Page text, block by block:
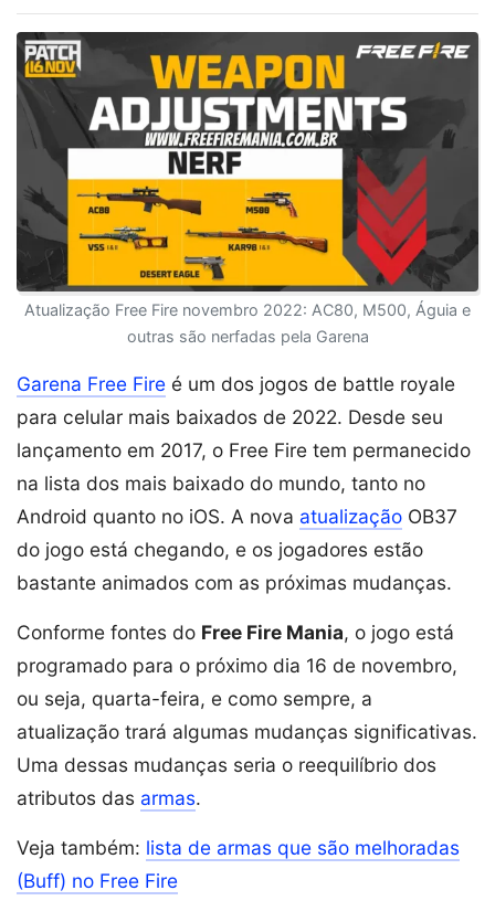
Atualização Free Fire novembro 2022: AC80, M500, Águia e
outras são nerfadas pela Garena
Garena Free Fire é um dos jogos de battle royale
para celular mais baixados de 2022. Desde seu
lançamento em 2017, o Free Fire tem permanecido
na lista dos mais baixado do mundo, tanto no
Android quanto no iOS. A nova atualização OB37
do jogo está chegando, e os jogadores estão
bastante animados com as próximas mudanças.
Conforme fontes do Free Fire Mania, o jogo está
programado para o próximo dia 16 de novembro,
ou seja, quarta-feira, e como sempre, a
atualização trará algumas mudanças significativas.
Uma dessas mudanças seria o reequilíbrio dos
atributos das armas.
Veja também: lista de armas que são melhoradas
(Buff) no Free Fire